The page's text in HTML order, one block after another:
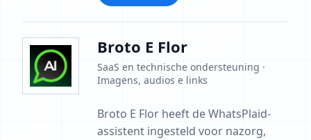
Broto E Flor
SaaS en technische ondersteuning ·
Imagens, audios e links
Broto E Flor heeft de WhatsPlaid-
assistent ingesteld voor nazorg,